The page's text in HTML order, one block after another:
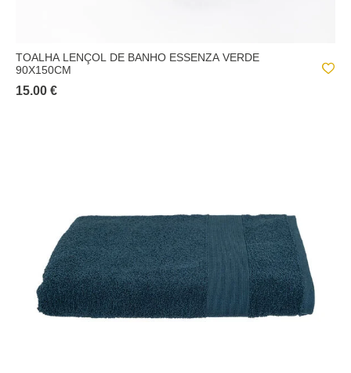
TOALHA LENÇOL DE BANHO ESSENZA VERDE
90X150CM
15.00 €